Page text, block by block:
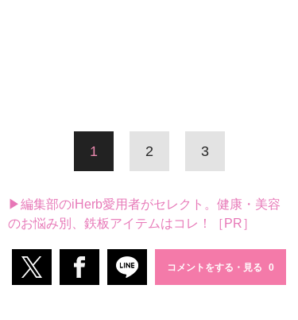
1 2 3
▶編集部のiHerb愛用者がセレクト。健康・美容
のお悩み別、鉄板アイテムはコレ！［PR］
コメントをする・見る